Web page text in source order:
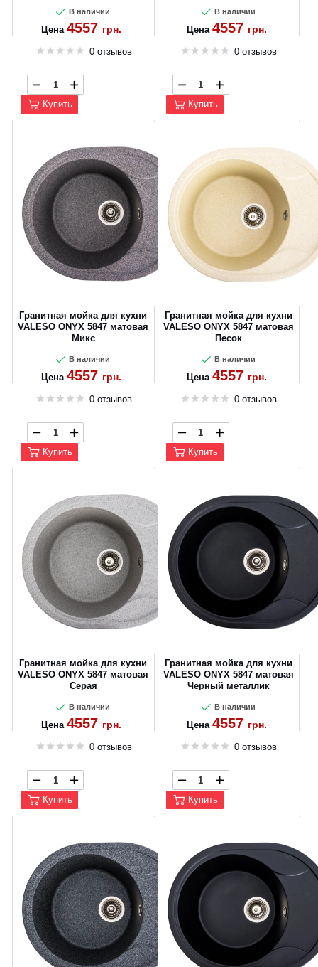
В наличии
Цена 4557 грн.
0 отзывов
Купить
В наличии
Цена 4557 грн.
0 отзывов
Купить
Гранитная мойка для кухни
VALESO ONYX 5847 матовая
Микс
В наличии
Цена 4557 грн.
0 отзывов
Купить
Гранитная мойка для кухни
VALESO ONYX 5847 матовая
Песок
В наличии
Цена 4557 грн.
0 отзывов
Купить
Гранитная мойка для кухни
VALESO ONYX 5847 матовая
Серая
В наличии
Цена 4557 грн.
0 отзывов
Купить
Гранитная мойка для кухни
VALESO ONYX 5847 матовая
Черный металлик
В наличии
Цена 4557 грн.
0 отзывов
Купить